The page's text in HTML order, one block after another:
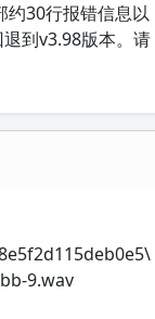
约30行报错信息以
到v3.98版本。请
9.wav